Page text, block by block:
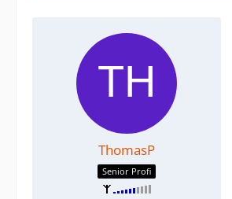
ThomasP
Senior Profi